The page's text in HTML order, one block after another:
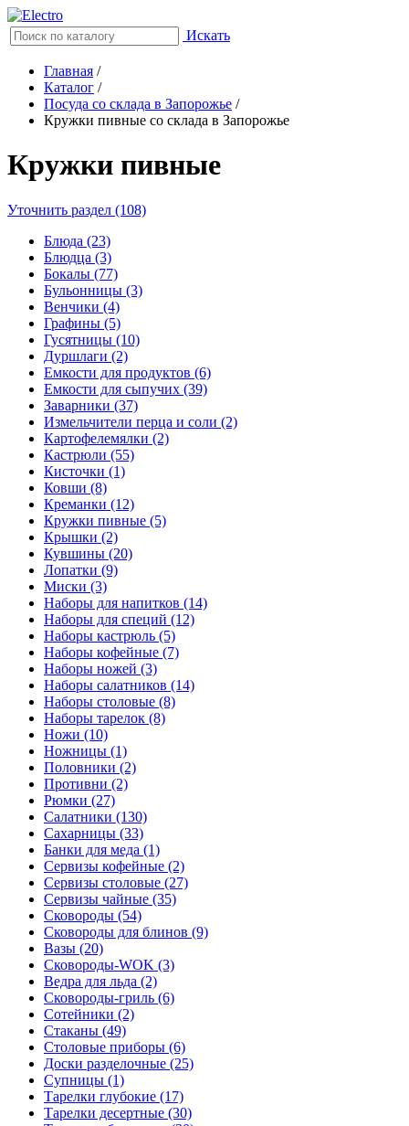
Искать
Главная /
Каталог /
Посуда со склада в Запорожье /
Кружки пивные со склада в Запорожье
Кружки пивные
Уточнить раздел (108)
Блюда (23)
Блюдца (3)
Бокалы (77)
Бульонницы (3)
Венчики (4)
Графины (5)
Гусятницы (10)
Дуршлаги (2)
Емкости для продуктов (6)
Емкости для сыпучих (39)
Заварники (37)
Измельчители перца и соли (2)
Картофелемялки (2)
Кастрюли (55)
Кисточки (1)
Ковши (8)
Креманки (12)
Кружки пивные (5)
Крышки (2)
Кувшины (20)
Лопатки (9)
Миски (3)
Наборы для напитков (14)
Наборы для специй (12)
Наборы кастрюль (5)
Наборы кофейные (7)
Наборы ножей (3)
Наборы салатников (14)
Наборы столовые (8)
Наборы тарелок (8)
Ножи (10)
Ножницы (1)
Половники (2)
Противни (2)
Рюмки (27)
Салатники (130)
Сахарницы (33)
Банки для меда (1)
Сервизы кофейные (2)
Сервизы столовые (27)
Сервизы чайные (35)
Сковороды (54)
Сковороды для блинов (9)
Вазы (20)
Сковороды-WOK (3)
Ведра для льда (2)
Сковороды-гриль (6)
Сотейники (2)
Стаканы (49)
Столовые приборы (6)
Доски разделочные (25)
Супницы (1)
Тарелки глубокие (17)
Тарелки десертные (30)